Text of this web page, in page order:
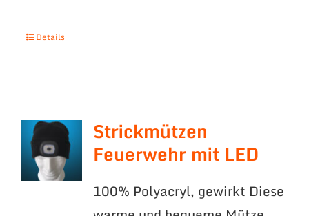
Details
Strickmützen
Feuerwehr mit LED
100% Polyacryl, gewirkt Diese